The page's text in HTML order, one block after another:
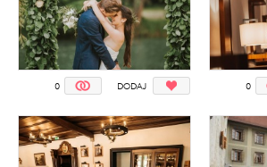
DODAJ
0 0